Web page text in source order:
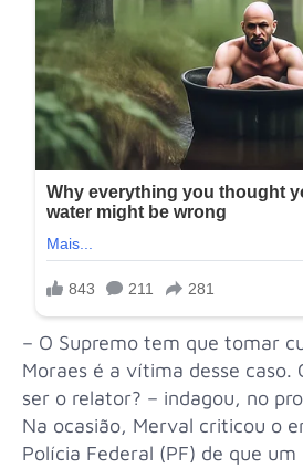
– O Supremo tem que tomar
Moraes é a vítima desse caso.
ser o relator? – indagou, no
Na ocasião, Merval criticou o
Polícia Federal (PF) de que